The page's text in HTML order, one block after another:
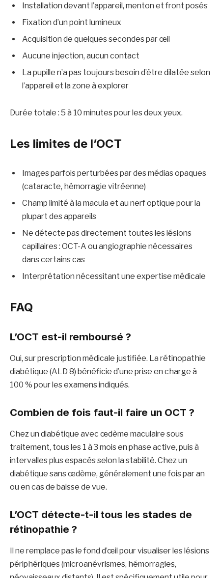
Installation devant l’appareil, menton et front posés
Fixation d’un point lumineux
Acquisition de quelques secondes par œil
Aucune injection, aucun contact
La pupille n’a pas toujours besoin d’être dilatée selon
l’appareil et la zone à explorer
Durée totale : 5 à 10 minutes pour les deux yeux.
Les limites de l’OCT
Images parfois perturbées par des médias opaques
(cataracte, hémorragie vitréenne)
Champ limité à la macula et au nerf optique pour la
plupart des appareils
Ne détecte pas directement toutes les lésions
capillaires : OCT-A ou angiographie nécessaires
dans certains cas
Interprétation nécessitant une expertise médicale
FAQ
L’OCT est-il remboursé ?
Oui, sur prescription médicale justifiée. La rétinopathie
diabétique (ALD 8) bénéficie d’une prise en charge à
100 % pour les examens indiqués.
Combien de fois faut-il faire un OCT ?
Chez un diabétique avec œdème maculaire sous
traitement, tous les 1 à 3 mois en phase active, puis à
intervalles plus espacés selon la stabilité. Chez un
diabétique sans œdème, généralement une fois par an
ou en cas de baisse de vue.
L’OCT détecte-t-il tous les stades de
rétinopathie ?
Il ne remplace pas le fond d’œil pour visualiser les lésions
périphériques (microanévrismes, hémorragies,